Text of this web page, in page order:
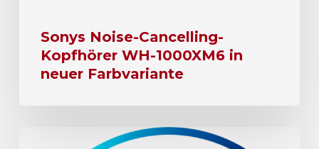
Sonys Noise-Cancelling-
Kopfhörer WH-1000XM6 in
neuer Farbvariante